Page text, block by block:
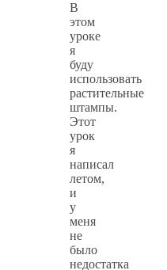
В
этом
уроке
я
буду
использовать
растительные
штампы.
Этот
урок
я
написал
летом,
и
у
меня
не
было
недостатка